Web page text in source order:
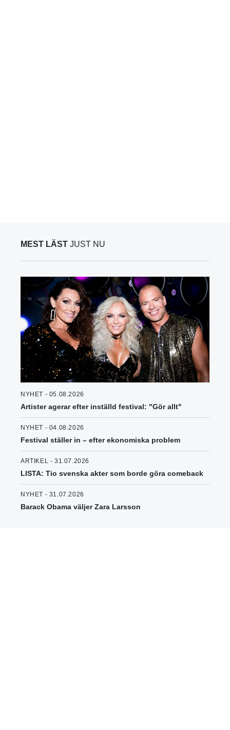
MEST LÄST JUST NU
NYHET - 05.08.2026
Artister agerar efter inställd festival: "Gör allt"
NYHET - 04.08.2026
Festival ställer in – efter ekonomiska problem
ARTIKEL - 31.07.2026
LISTA: Tio svenska akter som borde göra comeback
NYHET - 31.07.2026
Barack Obama väljer Zara Larsson